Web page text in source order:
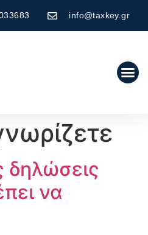
info@taxkey.gr
δηλώσεις
να